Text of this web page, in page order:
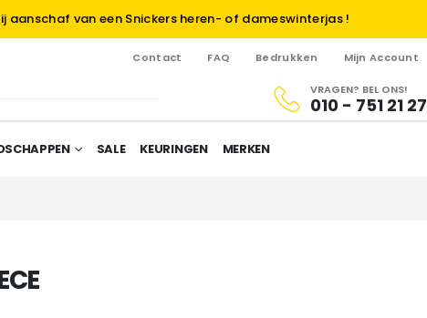
aanschaf van een Snickers heren- of dameswinterjas !
Contact FAQ Bedrukken Mijn Account
VRAGEN? BEL ONS!
010 - 751 21 27
SALE KEURINGEN MERKEN